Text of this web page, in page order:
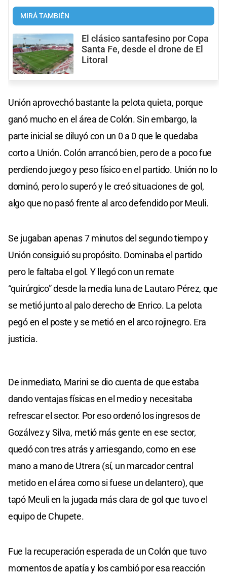
MIRÁ TAMBIÉN
El clásico santafesino por Copa
Santa Fe, desde el drone de El
Litoral
Unión aprovechó bastante la pelota quieta, porque
ganó mucho en el área de Colón. Sin embargo, la
parte inicial se diluyó con un 0 a 0 que le quedaba
corto a Unión. Colón arrancó bien, pero de a poco fue
perdiendo juego y peso físico en el partido. Unión no lo
dominó, pero lo superó y le creó situaciones de gol,
algo que no pasó frente al arco defendido por Meuli.
Se jugaban apenas 7 minutos del segundo tiempo y
Unión consiguió su propósito. Dominaba el partido
pero le faltaba el gol. Y llegó con un remate
“quirúrgico” desde la media luna de Lautaro Pérez, que
se metió junto al palo derecho de Enrico. La pelota
pegó en el poste y se metió en el arco rojinegro. Era
justicia.
De inmediato, Marini se dio cuenta de que estaba
dando ventajas físicas en el medio y necesitaba
refrescar el sector. Por eso ordenó los ingresos de
Gozálvez y Silva, metió más gente en ese sector,
quedó con tres atrás y arriesgando, como en ese
mano a mano de Utrera (sí, un marcador central
metido en el área como si fuese un delantero), que
tapó Meuli en la jugada más clara de gol que tuvo el
equipo de Chupete.
Fue la recuperación esperada de un Colón que tuvo
momentos de apatía y los cambió por esa reacción